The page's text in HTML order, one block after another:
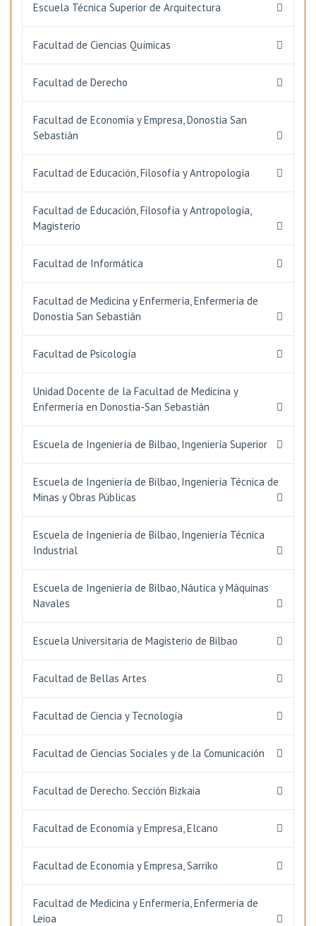
Escuela Técnica Superior de Arquitectura
Facultad de Ciencias Químicas
Facultad de Derecho
Facultad de Economía y Empresa, Donostia San
Sebastián
Facultad de Educación, Filosofía y Antropología
Facultad de Educación, Filosofía y Antropología,
Magisterio
Facultad de Informática
Facultad de Medicina y Enfermería, Enfermería de
Donostia San Sebastián
Facultad de Psicología
Unidad Docente de la Facultad de Medicina y
Enfermería en Donostia-San Sebastián
Escuela de Ingeniería de Bilbao, Ingeniería Superior
Escuela de Ingeniería de Bilbao, Ingeniería Técnica de
Minas y Obras Públicas
Escuela de Ingeniería de Bilbao, Ingeniería Técnica
Industrial
Escuela de Ingeniería de Bilbao, Náutica y Máquinas
Navales
Escuela Universitaria de Magisterio de Bilbao
Facultad de Bellas Artes
Facultad de Ciencia y Tecnología
Facultad de Ciencias Sociales y de la Comunicación
Facultad de Derecho. Sección Bizkaia
Facultad de Economía y Empresa, Elcano
Facultad de Economía y Empresa, Sarriko
Facultad de Medicina y Enfermería, Enfermería de
Leioa